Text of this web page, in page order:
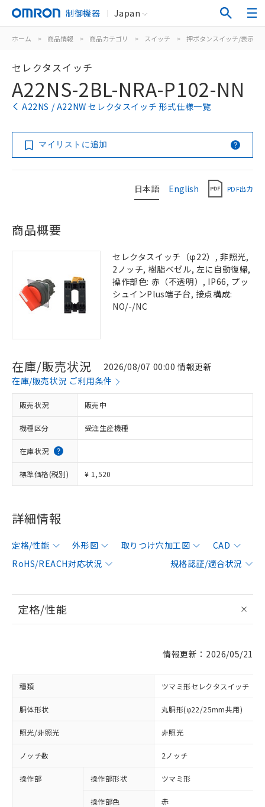
制御機器 Japan
ホーム > 商品情報 > 商品カテゴリ > スイッチ > 押ボタンスイッチ/表示灯
セレクタスイッチ
A22NS-2BL-NRA-P102-NN
A22NS / A22NW セレクタスイッチ 形式仕様一覧
マイリストに追加
日本語 English PDF出力
商品概要
セレクタスイッチ（φ22）, 非照光,
2ノッチ, 樹脂ベゼル, 左に自動復帰,
操作部色: 赤（不透明）, IP66, プッ
シュインPlus端子台, 接点構成:
NO/-/NC
在庫/販売状況
2026/08/07 00:00 情報更新
在庫/販売状況 ご利用条件
販売状況 販売中
機種区分 受注生産機種
在庫状況
標準価格(税別) ¥ 1,520
詳細情報
定格/性能 外形図 取りつけ穴加工図
CAD
RoHS/REACH対応状況
規格認証/適合状況
定格/性能
情報更新：2026/05/21
種類 ツマミ形セレクタスイッチ
胴体形状 丸胴形(φ22/25mm共用)
照光/非照光 非照光
ノッチ数 2ノッチ
操作部 操作部形状 ツマミ形
操作部色 赤